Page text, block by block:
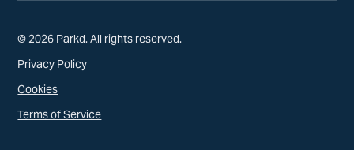
© 2026 Parkd. All rights reserved.
Privacy Policy
Cookies
Terms of Service